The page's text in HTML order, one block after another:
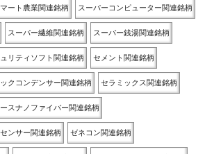
ート農業関連銘柄 スーパーコンピューター関連銘柄
スーパー繊維関連銘柄 スーパー銭湯関連銘柄
リティソフト関連銘柄 セメント関連銘柄
クコンデンサー関連銘柄 セラミックス関連銘柄
スナノファイバー関連銘柄
センサー関連銘柄 ゼネコン関連銘柄